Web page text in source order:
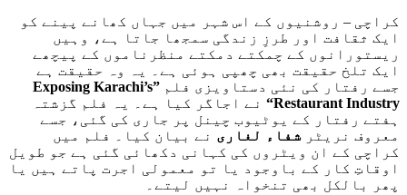
کراچی – روشنیوں کے اس شہر میں جہاں کھانے پینے کو
ایک ثقافت اور طرزِ زندگی سمجھا جاتا ہے، وہیں
ریستورانوں کے چمکتے دمکتے منظرناموں کے پیچھے
ایک تلخ حقیقت بھی چھپی ہوئی ہے۔ یہ وہ حقیقت ہے
جسے رفتار کی نئی دستاویزی فلم
”Exposing Karachi’s
Restaurant Industry“
نے اجاگر کیا ہے۔ یہ فلم گزشتہ
ہفتے رفتار کے یوٹیوب چینل پر جاری کی گئی، جسے
معروف نریٹر شفاء لغاری نے بیان کیا۔ فلم میں
کراچی کے ان ویٹروں کی کہانی دکھائی گئی ہے جو طویل
اوقاتِ کار کے باوجود یا تو معمولی اجرت پاتے ہیں یا
پھر بالکل بھی تنخواہ نہیں لیتے۔